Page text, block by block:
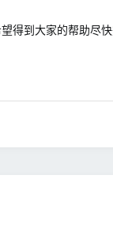
得到大家的帮助尽